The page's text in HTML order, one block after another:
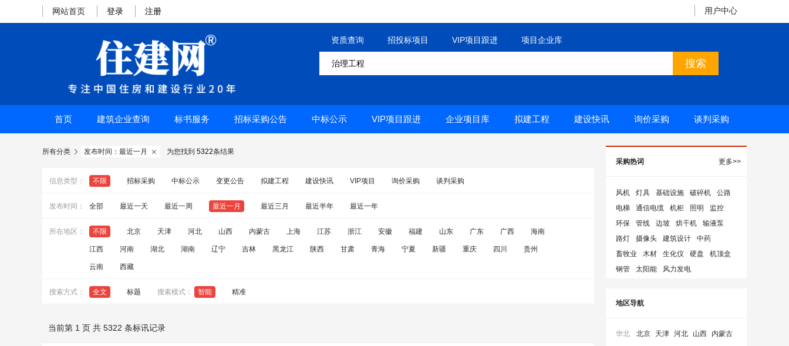
网站首页 登录 注册 用户中心
资质查询 招投标项目 VIP项目跟进 项目企业库
首页 建筑企业查询 标书服务 招标采购公告 中标公示 VIP项目跟进 企业项目库 拟建工程 建设快讯 询价采购 谈判采购
所有分类  发布时间：最近一月  为您找到 5322条结果
信息类型： 不限 招标采购 中标公示 变更公告 拟建工程 建设快讯 VIP项目 询价采购 谈判采购
发布时间： 全部 最近一天 最近一周 最近一月 最近三月 最近半年 最近一年
所在地区： 不限 北京 天津 河北 山西 内蒙古 上海 江苏 浙江 安徽 福建 山东 广东 广西 海南
江西 河南 湖北 湖南 辽宁 吉林 黑龙江 陕西 甘肃 青海 宁夏 新疆 重庆 四川 贵州
云南 西藏
搜索方式： 全文 标题 搜索模式： 智能 精准
当前第 1 页 共 5322 条标讯记录
采购热词 更多>>
风机 灯具 基础设施 破碎机
公路
电梯
通信电缆 机柜 照明
监控
环保
管线 边坡 烘干机
输液泵
路灯
摄像头 建筑设计
中药
畜牧业
木材 生化仪 硬盘
机顶盒
钢管
太阳能 风力发电
地区导航
华北 北京 天津 河北 山西 内蒙古